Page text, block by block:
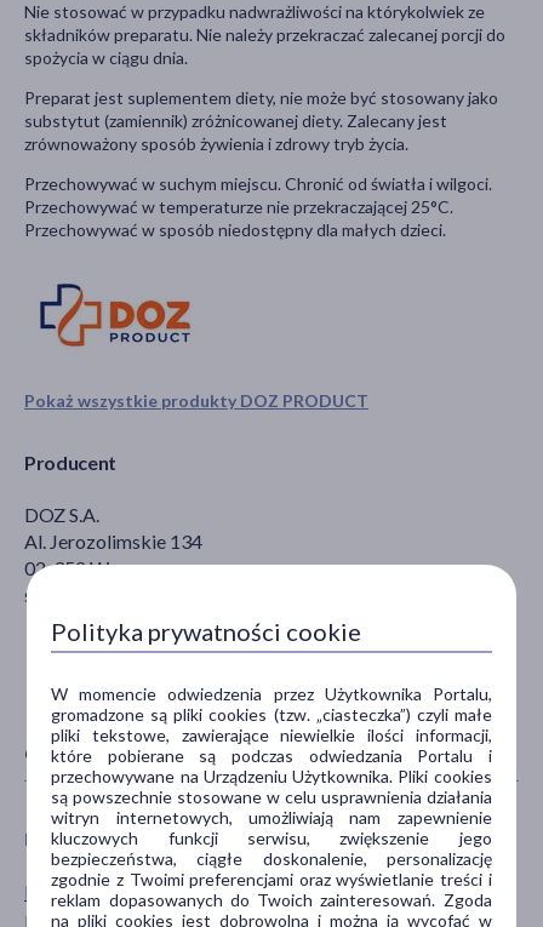
Pokaż wszystkie produkty DOZ PRODUCT
Producent
DOZ S.A.
Al. Jerozolimskie 134
02-352 Warszawa
sekretariat@doz.pl
Nie stosować w przypadku nadwrażliwości na którykolwiek ze
składników preparatu. Nie należy przekraczać zalecanej porcji do
spożycia w ciągu dnia.
Preparat jest suplementem diety, nie może być stosowany jako
substytut (zamiennik) zróżnicowanej diety. Zalecany jest
zrównoważony sposób żywienia i zdrowy tryb życia.
Przechowywać w suchym miejscu. Chronić od światła i wilgoci.
Przechowywać w temperaturze nie przekraczającej 25°C.
Przechowywać w sposób niedostępny dla małych dzieci.
CECHY PRODUKTU
PŁEĆ
Mężczyzna
Kobieta
WIEK
dla dzieci
dla młodzieży
Polityka prywatności cookie
W momencie odwiedzenia przez Użytkownika Portalu,
gromadzone są pliki cookies (tzw. „ciasteczka”) czyli małe
pliki tekstowe, zawierające niewielkie ilości informacji,
które pobierane są podczas odwiedzania Portalu i
przechowywane na Urządzeniu Użytkownika. Pliki cookies
są powszechnie stosowane w celu usprawnienia działania
witryn internetowych, umożliwiają nam zapewnienie
kluczowych funkcji serwisu, zwiększenie jego
bezpieczeństwa, ciągłe doskonalenie, personalizację
zgodnie z Twoimi preferencjami oraz wyświetlanie treści i
reklam dopasowanych do Twoich zainteresowań. Zgoda
na pliki cookies jest dobrowolna i można ją wycofać w